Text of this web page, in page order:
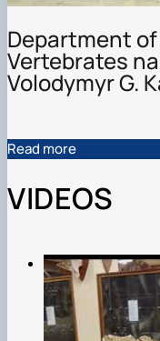
Department
Vertebrates
Volodymyr G.
Read more
VIDEOS